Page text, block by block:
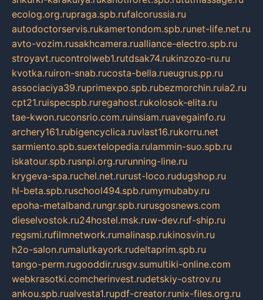
ecolog.org.rupraga.spb.rufalcorussia.ru
autodoctorservis.rukamertondom.spb.runet-life.net.ru
avto-vozim.rusakhcamera.rualliance-electro.spb.ru
stroyavt.rucontrolweb1.rutdsak74.rukinzozo-ru.ru
kvotka.ruiron-snab.rucosta-bella.rueugrus.pp.ru
associaciya39.ruprimexpo.spb.rubezmorchin.ruia2.ru
cpt21.ruispecspb.ruregahost.rukolosok-elita.ru
tae-kwon.ruconsrio.com.ruinsiam.ruavegainfo.ru
archery161.rubigencyclica.ruvlast16.rukorru.net
sarmiento.spb.suextelopedia.rulammin-suo.spb.ru
iskatour.spb.rusnpi.org.rurunning-line.ru
krygeva-spa.ruchel.net.rurust-loco.rudugshop.ru
hl-beta.spb.ruschool494.spb.rumymubaby.ru
epoha-metalband.rungr.spb.rurusgosnews.com
dieselvostok.ru24hostel.msk.ruw-dev.ruf-ship.ru
regsmi.rufilmnetwork.rumalinasp.rukinosvin.ru
h2o-salon.rumalutkayork.rudeltaprim.spb.ru
tango-perm.rugooddir.rusgv.sumultiki-online.com
webkrasotki.comcherinvest.rudetskiy-ostrov.ru
ankou.spb.rualvesta1.rupdf-creator.runix-files.org.ru